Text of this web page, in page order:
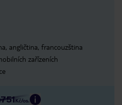
angličtina, francouzština
zařízeních
751Kč/os.